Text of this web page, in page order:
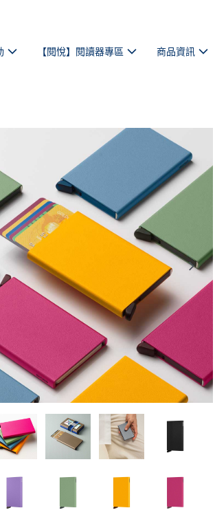
【閱悅】閱讀器專區 商品資訊